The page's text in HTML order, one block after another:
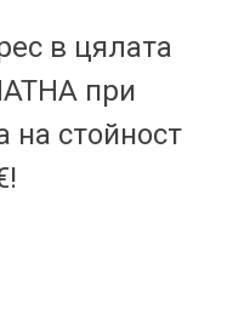
в цялата
при
на стойност